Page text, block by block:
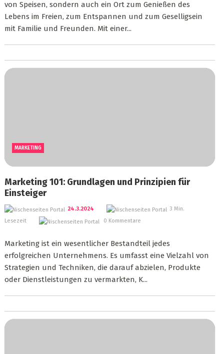
von Speisen, sondern auch ein Ort zum Genießen des
Lebens im Freien, zum Entspannen und zum Geselligsein
mit Familie und Freunden. Mit einer...
MARKETING
Marketing 101: Grundlagen und Prinzipien für
Einsteiger
24.3.2024
3 Min.
Lesezeit
0 Kommentare
Marketing ist ein wesentlicher Bestandteil jedes
erfolgreichen Unternehmens. Es umfasst eine Vielzahl von
Strategien und Techniken, die darauf abzielen, Produkte
oder Dienstleistungen zu vermarkten, K...